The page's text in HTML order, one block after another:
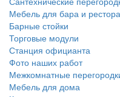
Мебель для бара и
Барные стойки
Торговые модули
Станция официанта
Фото наших работ
Межкомнатные
Мебель для дома